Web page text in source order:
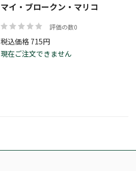
マイ・ブロークン・マリコ
評価の数0
税込価格 715円
現在ご注文できません